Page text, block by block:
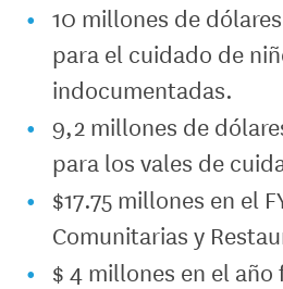
10 millones de
para el cuidado de
indocumentadas.
9,2 millones de
para los vales de
$17.75 millones en el
Comunitarias y
$ 4 millones en el año